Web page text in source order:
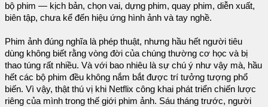
bộ phim — kịch bản, chọn vai, dựng phim, quay phim, diễn xuất,
biên tập, chưa kể đến hiệu ứng hình ảnh và tay nghề.
Phim ảnh đúng nghĩa là phép thuật, nhưng hầu hết người tiêu
dùng không biết rằng vòng đời của chúng thường cơ học và bị
thao túng rất nhiều. Và với bao nhiêu là sự chú ý như vậy mà, hầu
hết các bộ phim đều không nắm bắt được trí tưởng tượng phổ
biến. Vì vậy, thật thú vị khi Netflix công khai phát triển chiến lược
riêng của mình trong thế giới phim ảnh. Sáu tháng trước, người